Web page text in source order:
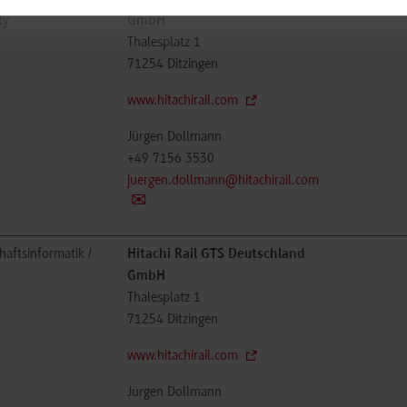
GmbH
Thalesplatz 1
71254 Ditzingen
www.hitachirail.com
Jürgen Dollmann
+49 7156 3530
juergen.dollmann@hitachirail.com
/
Hitachi Rail GTS Deutschland
GmbH
Thalesplatz 1
71254 Ditzingen
www.hitachirail.com
Jürgen Dollmann